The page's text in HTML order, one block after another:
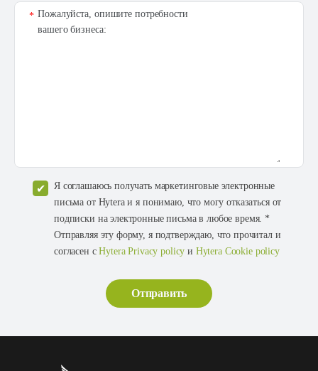
Пожалуйста, опишите потребности
вашего бизнеса:
*
Я соглашаюсь получать маркетинговые электронные
письма от Hytera и я понимаю, что могу отказаться от
подписки на электронные письма в любое время. *
Отправляя эту форму, я подтверждаю, что прочитал и
согласен сHytera Privacy policy и Hytera Cookie policy